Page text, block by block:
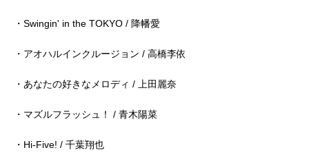
・Swingin' in the TOKYO / 降幡愛
・アオハルインクルージョン / 高橋李依
・あなたの好きなメロディ / 上田麗奈
・マズルフラッシュ！ / 青木陽菜
・Hi-Five! / 千葉翔也